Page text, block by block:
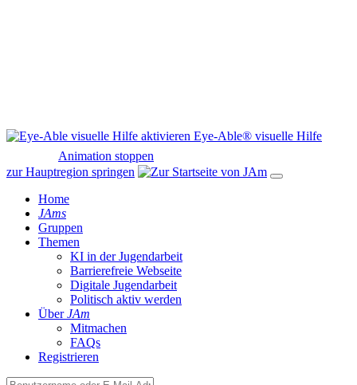
Eye-Able® visuelle Hilfe
Animation stoppen
zur Hauptregion springen
Home
JAms
Gruppen
Themen
KI in der Jugendarbeit
Barrierefreie Webseite
Digitale Jugendarbeit
Politisch aktiv werden
ÜberJAm
Mitmachen
FAQs
Registrieren